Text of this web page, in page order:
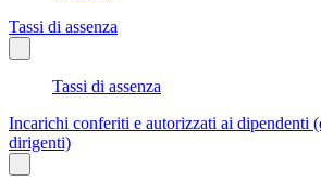
Tassi di assenza
Tassi di assenza
Incarichi conferiti e autorizzati ai dipendenti
dirigenti)